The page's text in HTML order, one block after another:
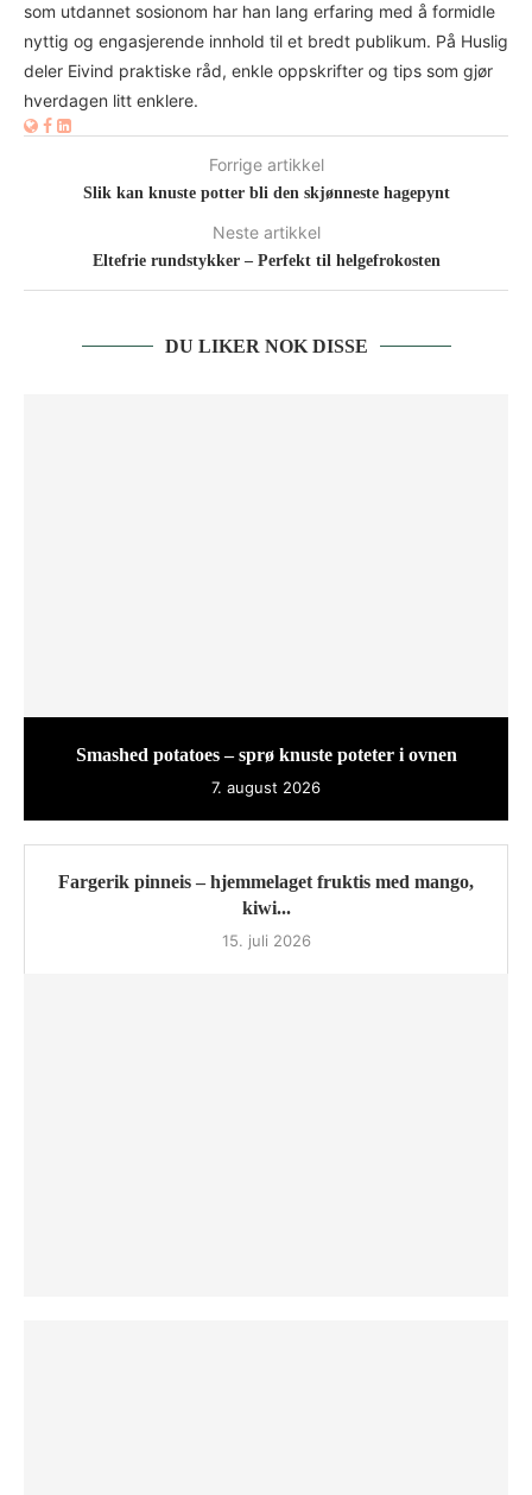
som utdannet sosionom har han lang erfaring med å formidle
nyttig og engasjerende innhold til et bredt publikum. På Huslig
deler Eivind praktiske råd, enkle oppskrifter og tips som gjør
hverdagen litt enklere.
Forrige artikkel
Slik kan knuste potter bli den skjønneste hagepynt
Neste artikkel
Eltefrie rundstykker – Perfekt til helgefrokosten
DU LIKER NOK DISSE
Smashed potatoes – sprø knuste poteter i ovnen
7. august 2026
Fargerik pinneis – hjemmelaget fruktis med mango,
kiwi...
15. juli 2026